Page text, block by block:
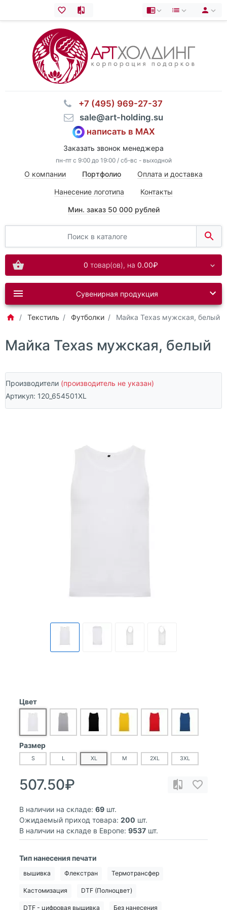
⠀+7 (495) 969-27-37
⠀sale@art-holding.su
написать в MAX
Заказать звонок менеджера
пн-пт с 9:00 до 19:00 / сб-вс - выходной
О компании Портфолио Оплата и доставка
Нанесение логотипа Контакты
Мин. заказ 50 000 рублей
0 товар(ов), на 0.00₽
Сувенирная продукция
Текстиль Футболки Майка Texas мужская, белый
Майка Texas мужская, белый
Производители (производитель не указан)
Артикул: 120_654501XL
Цвет
Размер
S L XL M 2XL 3XL
507.50₽
В наличии на складе: 69 шт.
Ожидаемый приход товара: 200 шт.
В наличии на складе в Европе: 9537 шт.
Тип нанесения печати
вышивка Флекстран Термотрансфер
Кастомизация DTF (Полноцвет)
DTF - цифровая вышивка Без нанесения